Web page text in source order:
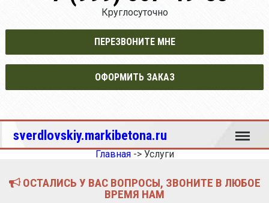
Круглосуточно
ПЕРЕЗВОНИТЕ МНЕ
ОФОРМИТЬ ЗАКАЗ
sverdlovskiy.markibetona.ru Меню
Главная-> Услуги
ОСТАЛИСЬ У ВАС ВОПРОСЫ, ЗВОНИТЕ В ЛЮБОЕ
ВРЕМЯ НАМ